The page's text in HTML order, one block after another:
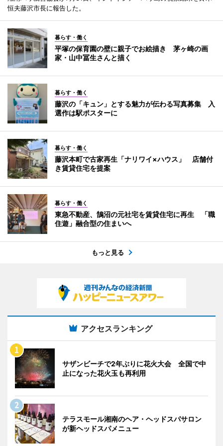
恒夫藤沢市長に報告した。
暮らす・働く
平塚の保育園の壁に親子でお絵描き 茅ヶ崎の画
家・山中冨生さんと描く
暮らす・働く
藤沢の「キュン」とする魅力が伝わる写真募集 入
選作は駅ポスターに
暮らす・働く
藤沢本町で古家再生「ナリワイ×ハウス」 店舗付
き賃貸住宅を提案
暮らす・働く
東急不動産、鵠沼の元社宅を賃貸住宅に再生 「職
住遊」融合型の住まいへ
もっと見る
アクセスランキング
サザンビーチで2年ぶりに花火大会 全国で中
止になった花火玉も再利用
テラスモール湘南のヘア・ヘッドスパサロン
が新ヘッドスパメニュー